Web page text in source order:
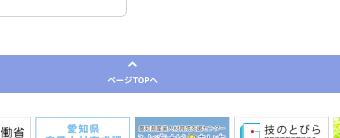
ページTOPへ